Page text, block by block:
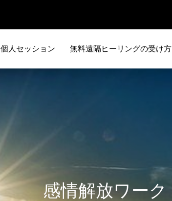
個人セッション 無料遠隔ヒーリングの受け方
感情解放ワーク